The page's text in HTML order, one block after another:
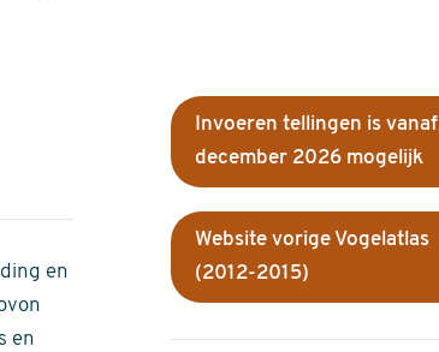
en
en
Invoeren tellingen is vanaf
december 2026 mogelijk
Website vorige Vogelatlas
(2012-2015)